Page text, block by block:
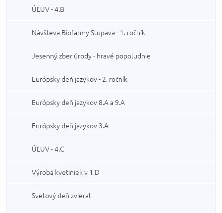
ÚĽUV - 4.B
Návšteva Biofarmy Stupava - 1. ročník
Jesenný zber úrody - hravé popoludnie
Európsky deň jazykov - 2. ročník
Európsky deň jazykov 8.A a 9.A
Európsky deň jazykov 3.A
ÚĽUV - 4.C
Výroba kvetiniek v 1.D
Svetový deň zvierat